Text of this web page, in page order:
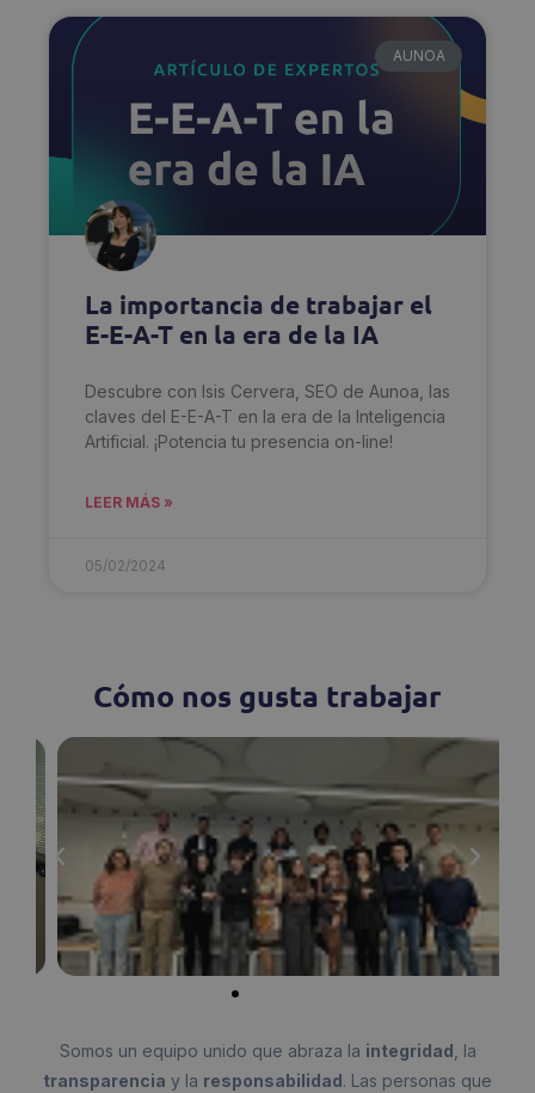
AUNOA
La importancia de trabajar el
E-E-A-T en la era de la IA
Descubre con Isis Cervera, SEO de Aunoa, las
claves del E-E-A-T en la era de la Inteligencia
Artificial. ¡Potencia tu presencia on-line!
LEER MÁS »
05/02/2024
Cómo nos gusta trabajar
Somos un equipo unido que abraza la integridad , la
transparencia y la responsabilidad. Las personas que